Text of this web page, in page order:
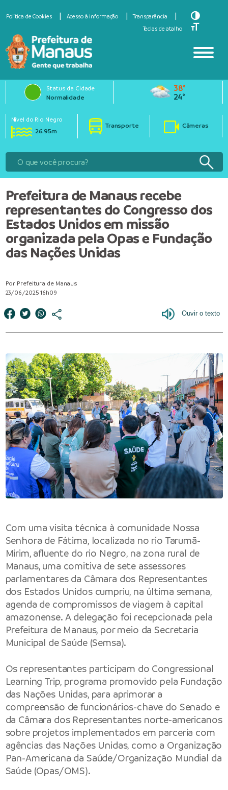
Política de Cookies Acesso à informação
Transparência
Teclas de atalho
Toggle
Toggle
Status da Cidade
Normalidade
38°
24°
Nível do Rio Negro
26.95m
Transporte Câmeras
Prefeitura de Manaus recebe
representantes do Congresso dos
Estados Unidos em missão
organizada pela Opas e Fundação
das Nações Unidas
Por Prefeitura de Manaus
23/06/2025 16h09
Com uma visita técnica à comunidade Nossa
Senhora de Fátima, localizada no rio Tarumã-
Mirim, afluente do rio Negro, na zona rural de
Manaus, uma comitiva de sete assessores
parlamentares da Câmara dos Representantes
dos Estados Unidos cumpriu, na última semana,
agenda de compromissos de viagem à capital
amazonense. A delegação foi recepcionada pela
Prefeitura de Manaus, por meio da Secretaria
Municipal de Saúde (Semsa).
Os representantes participam do Congressional
Learning Trip, programa promovido pela Fundação
das Nações Unidas, para aprimorar a
compreensão de funcionários-chave do Senado e
da Câmara dos Representantes norte-americanos
sobre projetos implementados em parceria com
agências das Nações Unidas, como a Organização
Pan-Americana da Saúde/Organização Mundial da
Saúde (Opas/OMS).